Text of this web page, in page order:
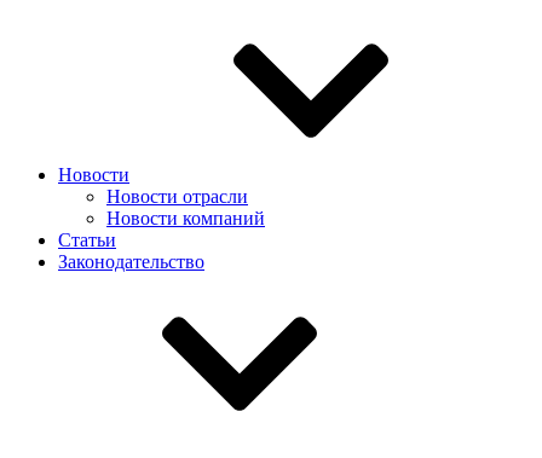
Новости
Новости отрасли
Новости компаний
Статьи
Законодательство